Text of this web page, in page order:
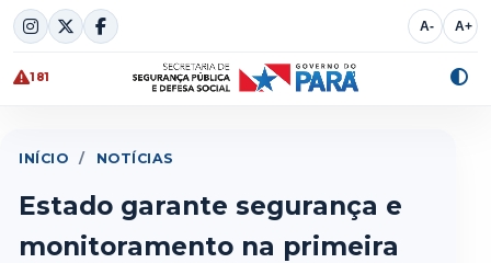
Skip
to
content
A- A+
181
INÍCIO / NOTÍCIAS
Estado garante segurança e
monitoramento na primeira